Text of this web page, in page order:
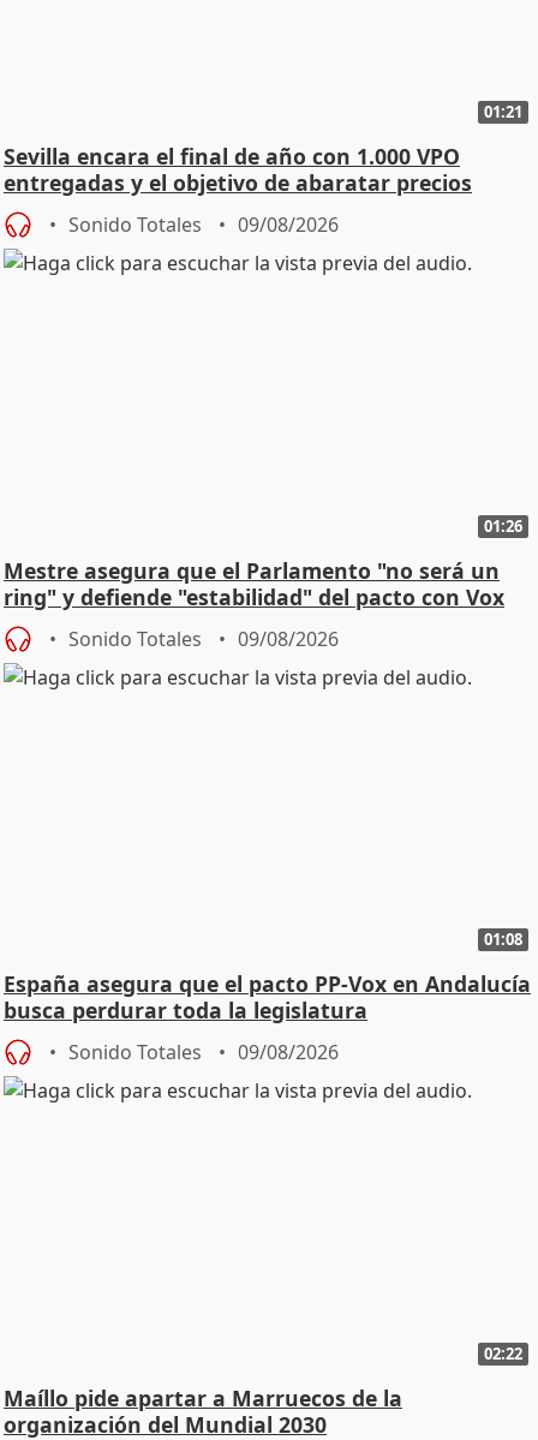
01:21
Sevilla encara el final de año con 1.000 VPO
entregadas y el objetivo de abaratar precios
Sonido Totales 09/08/2026
01:26
Mestre asegura que el Parlamento "no será un
ring" y defiende "estabilidad" del pacto con Vox
Sonido Totales 09/08/2026
01:08
España asegura que el pacto PP-Vox en Andalucía
busca perdurar toda la legislatura
Sonido Totales 09/08/2026
02:22
Maíllo pide apartar a Marruecos de la
organización del Mundial 2030